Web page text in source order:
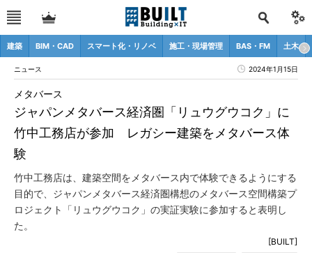
建築 BIM・CAD スマート化・リノベ 施工・現場管理 BAS・FM 土木
ニュース 2024年1月15日
ジャパンメタバース経済圏「リュウグウコク」に
竹中工務店が参加 レガシー建築をメタバース体
験
メタバース
竹中工務店は、建築空間をメタバース内で体験できるようにする
目的で、ジャパンメタバース経済圏構想のメタバース空間構築プ
ロジェクト「リュウグウコク」の実証実験に参加すると表明し
た。
[BUILT]